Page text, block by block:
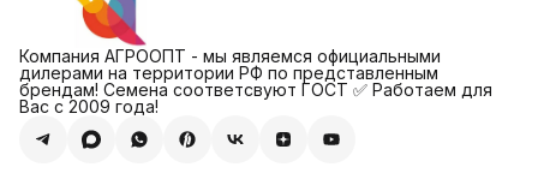
Компания АГРООПТ - мы являемся официальными
дилерами на территории РФ по представленным
брендам! Семена соответсвуют ГОСТ ✅ Работаем для
Вас с 2009 года!